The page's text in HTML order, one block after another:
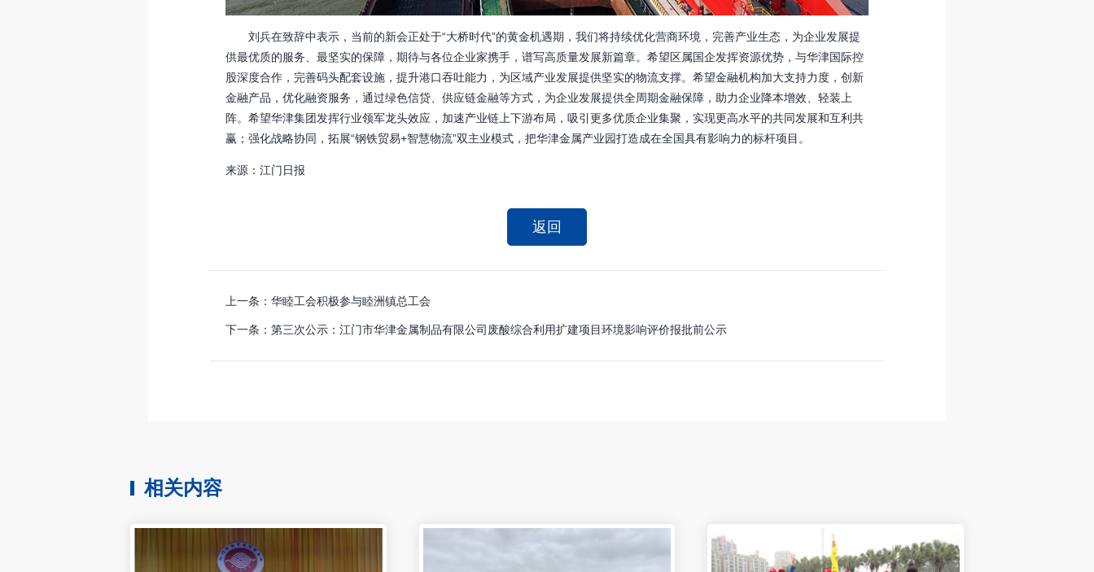
刘兵在致辞中表示，当前的新会正处于“大桥时代”的黄金机遇期，我们将持续优化营商环境，完善产业生态，为企业发展提
供最优质的服务、最坚实的保障，期待与各位企业家携手，谱写高质量发展新篇章。希望区属国企发挥资源优势，与华津国际控
股深度合作，完善码头配套设施，提升港口吞吐能力，为区域产业发展提供坚实的物流支撑。希望金融机构加大支持力度，创新
金融产品，优化融资服务，通过绿色信贷、供应链金融等方式，为企业发展提供全周期金融保障，助力企业降本增效、轻装上
阵。希望华津集团发挥行业领军龙头效应，加速产业链上下游布局，吸引更多优质企业集聚，实现更高水平的共同发展和互利共
赢；强化战略协同，拓展“钢铁贸易+智慧物流”双主业模式，把华津金属产业园打造成在全国具有影响力的标杆项目。
来源：江门日报
返回
上一条：华睦工会积极参与睦洲镇总工会
下一条：第三次公示：江门市华津金属制品有限公司废酸综合利用扩建项目环境影响评价报批前公示
相关内容